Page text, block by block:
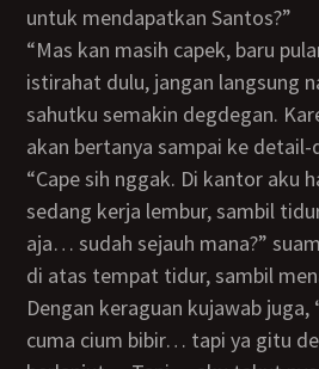
untuk mendapatkan Santos?”
“Mas kan masih capek, baru pulang kerja. Mendingan
istirahat dulu, jangan langsung
sahutku semakin degdegan.
akan bertanya sampai ke detail-
“Cape sih nggak. Di kantor aku hanya nunggu yang
sedang kerja lembur, sambil
aja… sudah sejauh mana?”
di atas tempat tidur, sambil
Dengan keraguan kujawab juga, “Mmm… tadinya sih
cuma cium bibir… tapi ya gitu